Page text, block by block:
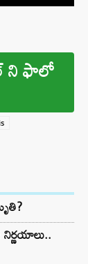
ని ఫాలో